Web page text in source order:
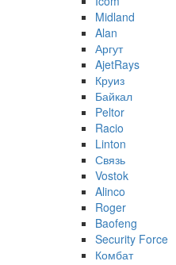
Midland
Alan
Аргут
AjetRays
Круиз
Байкал
Peltor
Racio
Linton
Связь
Vostok
Alinco
Roger
Baofeng
Security Force
Комбат